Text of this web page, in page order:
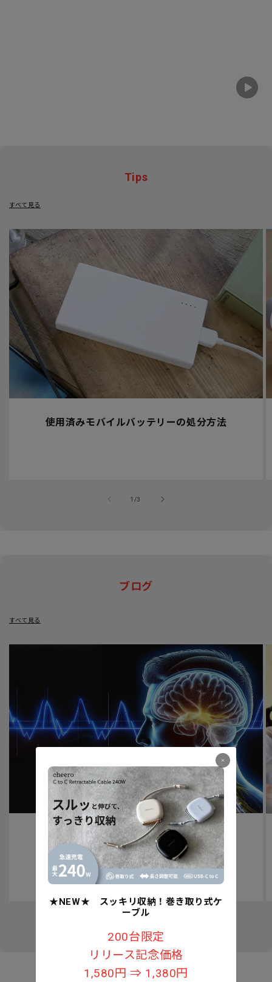
Tips
すべて見る
使用済みモバイルバッテリーの処分方法
1 /
の3
ブログ
すべて見る
認知症予防への取り組みについて
★NEW★ スッキリ収納！巻き取り式ケ
ーブル
200台限定
リリース記念価格
1,580円 ⇒ 1,380円